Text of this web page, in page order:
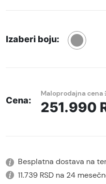
Izaberi boju:
Cena:
Maloprodajna cena
251.990
Besplatna dostava na
11.739 RSD na 24